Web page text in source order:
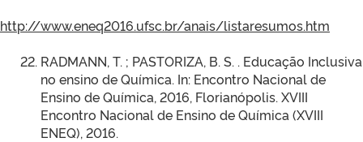
http://www.eneq2016.ufsc.br/anais/listaresumos.htm
RADMANN, T. ; PASTORIZA, B. S. . Educação Inclusiva
no ensino de Química. In: Encontro Nacional de
Ensino de Química, 2016, Florianópolis. XVIII
Encontro Nacional de Ensino de Química (XVIII
ENEQ), 2016.